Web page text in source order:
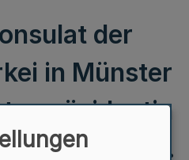
der
in Münster
– 20/10 v.